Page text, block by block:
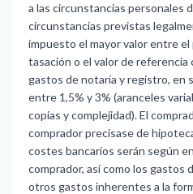
a las circunstancias personales
circunstancias previstas
impuesto el mayor valor entre
tasación o el valor de referencia
gastos de notaría y registro, en
entre 1,5% y 3% (aranceles
copias y complejidad). El
comprador precisase de
costes bancarios serán según
comprador, así como los ‌gastos
‌otros gastos inherentes ‌a ‌la